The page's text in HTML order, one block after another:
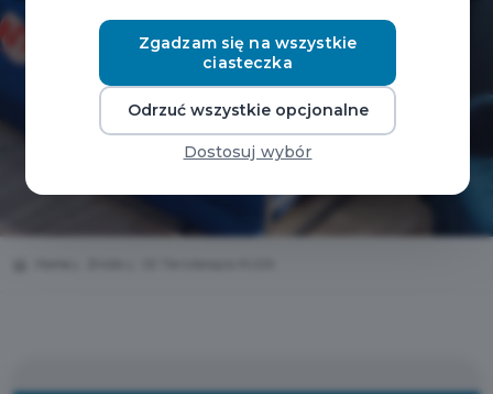
Zgadzam się na wszystkie
ciasteczka
Odrzuć wszystkie opcjonalne
Dostosuj wybór